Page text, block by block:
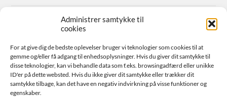
Administrer samtykke til
cookies
For at give dig de bedste oplevelser bruger vi teknologier som cookies til at
gemme og/eller få adgang til enhedsoplysninger. Hvis du giver dit samtykke til
disse teknologier, kan vi behandle data som f.eks. browsingadfærd eller unikke
ID'er på dette websted. Hvis du ikke giver dit samtykke eller trækker dit
samtykke tilbage, kan det have en negativ indvirkning på visse funktioner og
egenskaber.
Avisudklip 2024
Sager for medlemmer
Bestyrelsen